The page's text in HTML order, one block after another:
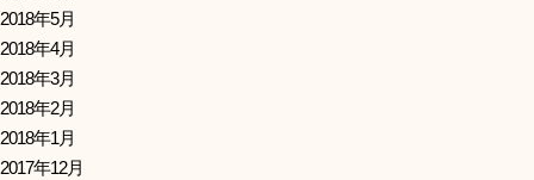
2018年5月
2018年4月
2018年3月
2018年2月
2018年1月
2017年12月